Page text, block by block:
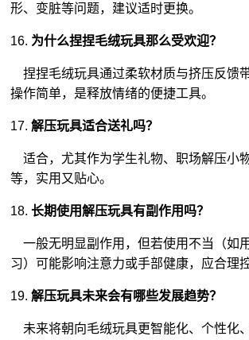
形、变脏等问题，建议适时更换。
16. 为什么捏捏毛绒玩具那么受欢迎？
捏捏毛绒玩具通过柔软材质与挤压反馈
操作简单，是释放情绪的便捷工具。
17.解压玩具适合送礼吗？
适合，尤其作为学生礼物、职场解压小
等，实用又贴心。
18.长期使用解压玩具有副作用吗？
一般无明显副作用，但若使用不当（如
习）可能影响注意力或手部健康，应合理
19.解压玩具未来会有哪些发展趋势？
未来将朝向毛绒玩具更智能化、个性化